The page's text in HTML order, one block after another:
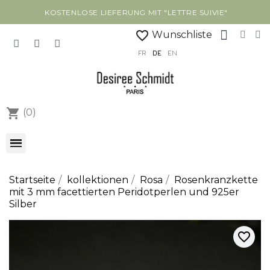
KOSTENLOSE LIEFERUNG MIT "LETTRE SUIVIE"
favorite_border Wunschliste
FR DE EN
shopping_cart (0)
Startseite kollektionen Rosa
Rosenkranzkette
mit 3 mm facettierten Peridotperlen und 925er
Silber
favorite_border